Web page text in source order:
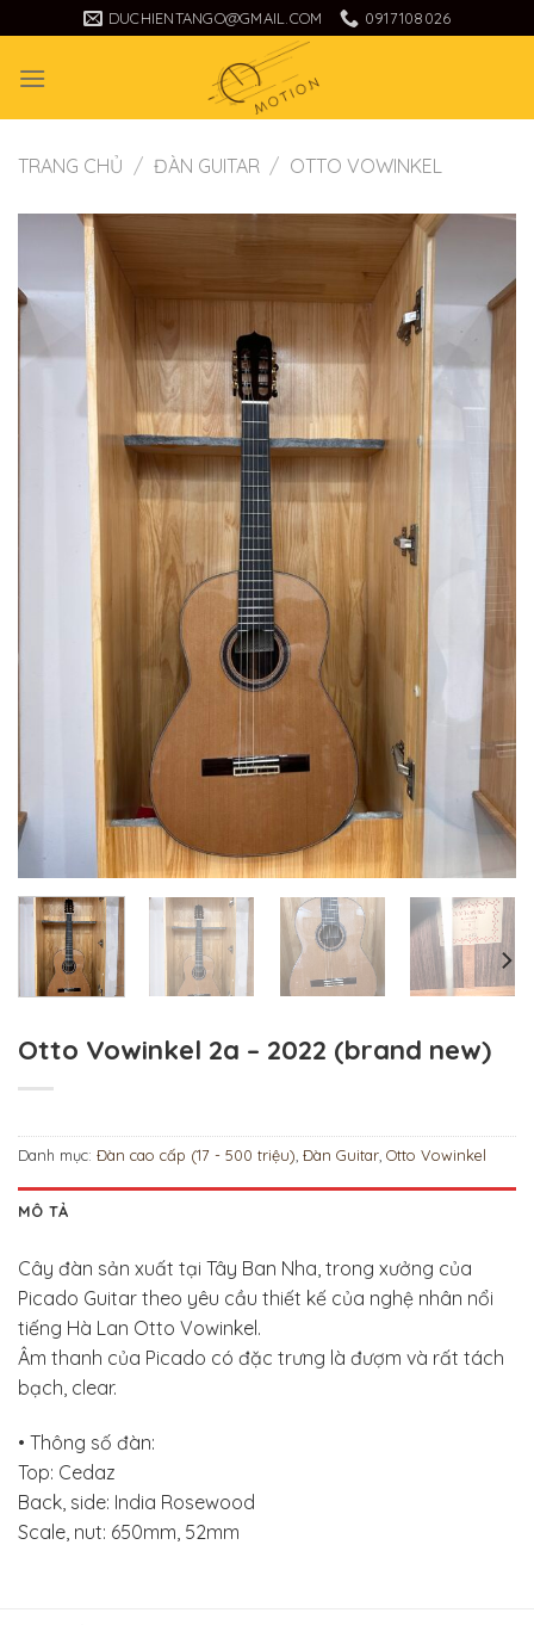
to
content
DUCHIENTANGO@GMAIL.COM 0917108026
TRANG CHỦ / ĐÀN GUITAR / OTTO VOWINKEL
Otto Vowinkel 2a – 2022 (brand new)
Danh mục: Đàn cao cấp (17 - 500 triệu) Đàn Guitar Otto Vowinkel
MÔ TẢ
Cây đàn sản xuất tại Tây Ban Nha, trong xưởng của
Picado Guitar theo yêu cầu thiết kế của nghệ nhân nổi
tiếng Hà Lan Otto Vowinkel.
Âm thanh của Picado có đặc trưng là đượm và rất tách
bạch, clear.
• Thông số đàn:
Top: Cedaz
Back, side: India Rosewood
Scale, nut: 650mm, 52mm